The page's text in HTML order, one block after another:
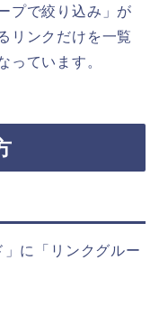
プで絞り込み」が
リンクだけを一覧
っています。
」に「リンクグルー